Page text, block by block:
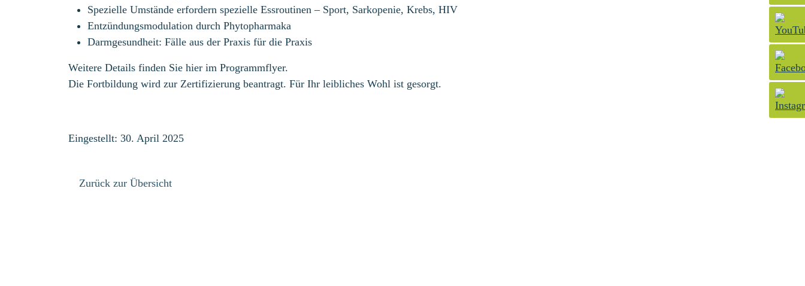
Spezielle Umstände erfordern spezielle Essroutinen – Sport, Sarkopenie, Krebs, HIV
Entzündungsmodulation durch Phytopharmaka
Darmgesundheit: Fälle aus der Praxis für die Praxis
Weitere Details finden Sie hier im Programmflyer.
Die Fortbildung wird zur Zertifizierung beantragt. Für Ihr leibliches Wohl ist gesorgt.
Eingestellt: 30. April 2025
Zurück zur Übersicht